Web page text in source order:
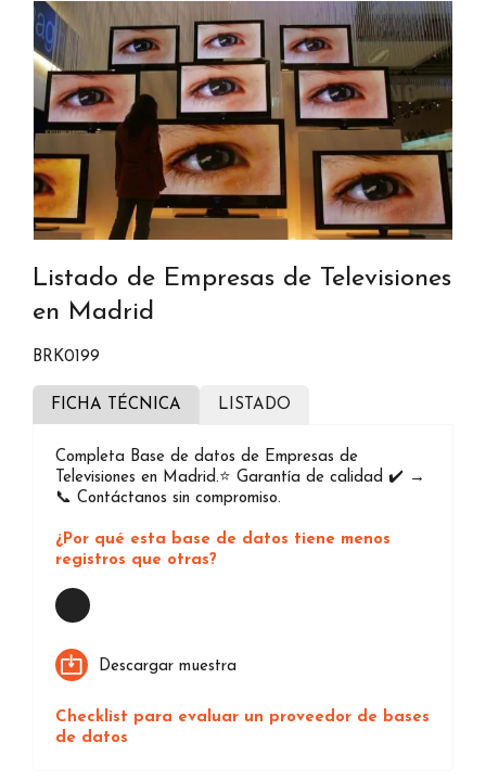
Listado de Empresas de Televisiones
en Madrid
BRK0199
FICHA TÉCNICA LISTADO
Completa Base de datos de Empresas de
Televisiones en Madrid.⭐️ Garantía de calidad ✔️ →
📞 Contáctanos sin compromiso.
¿Por qué esta base de datos tiene menos
registros que otras?
Descargar muestra
Checklist para evaluar un proveedor de bases
de datos